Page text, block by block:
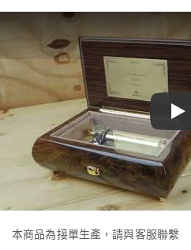
Play
本商品為接單生產，請與客服聯繫